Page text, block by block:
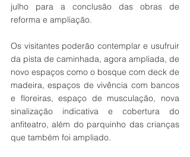
julho para a conclusão das obras de
reforma e ampliação.
Os visitantes poderão contemplar e usufruir
da pista de caminhada, agora ampliada, de
novo espaços como o bosque com deck de
madeira, espaços de vivência com bancos
e floreiras, espaço de musculação, nova
sinalização indicativa e cobertura do
anfiteatro, além do parquinho das crianças
que também foi ampliado.